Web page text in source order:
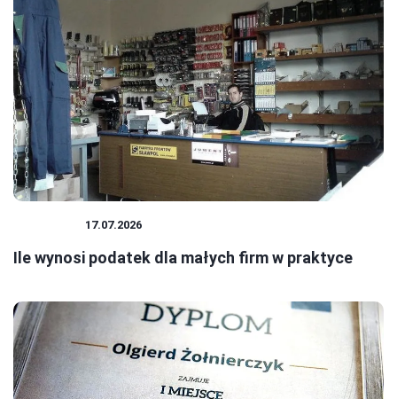
17.07.2026
Ile wynosi podatek dla małych firm w praktyce